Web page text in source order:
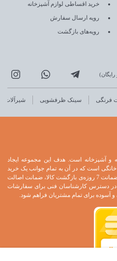
خرید اقساطی لوازم آشپزخانه
رویه ارسال سفارش
رویه‌های بازگشت
فرنگی سینک ظرفشویی شیرآلات
و آشپزخانه است. هدف این مجموعه ایجاد
است که در آن به تمام جوانب یک خرید
مطمئن توجه شده باشد. در همین راستا ضمانت 7 روزه‌ی بازگشت کالا، ضمانت اصالت
در دسترس کارشناسان فنی برای سفارشات
آسوده برای تمام مشتریان فراهم شود.